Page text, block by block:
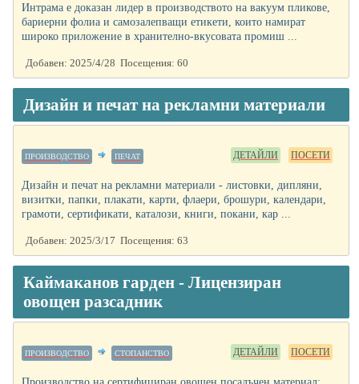
Интрама е доказан лидер в производството на вакуум пликове,
бариерни фолиа и самозалепващи етикети, които намират
широко приложение в хранително-вкусовата промиш ...
Добавен: 2025/4/28 Посещения: 60
Дизайн и печат на рекламни материали
ПРОИЗВОДСТВО ПЕЧАТ ПОСЕТИ
ДЕТАЙЛИ
Дизайн и печат на рекламни материали - листовки, дипляни,
визитки, папки, плакати, карти, флаери, брошури, календари,
грамоти, сертификати, каталози, книги, покани, кар ...
Добавен: 2025/3/17 Посещения: 63
Каймаканов гарден - Лицензиран
овощен разсадник
ПРОИЗВОДСТВО СТОПАНСТВО ПОСЕТИ
ДЕТАЙЛИ